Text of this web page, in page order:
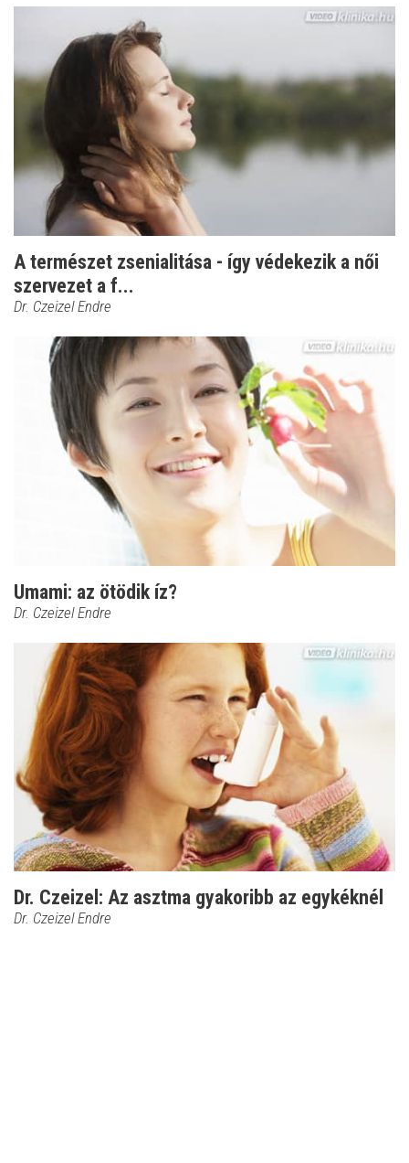
A természet zsenialitása - így védekezik a női
szervezet a f...
Dr. Czeizel Endre
Umami: az ötödik íz?
Dr. Czeizel Endre
Dr. Czeizel: Az asztma gyakoribb az egykéknél
Dr. Czeizel Endre